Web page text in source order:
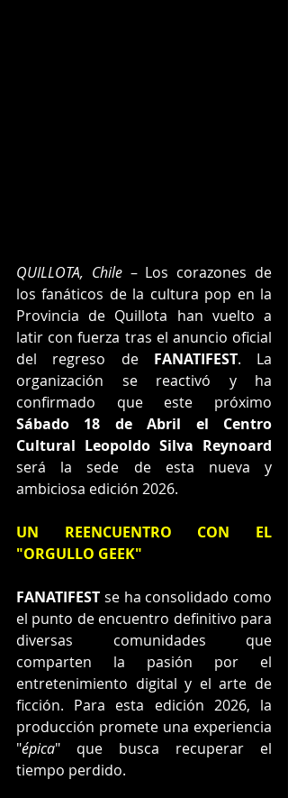
QUILLOTA, Chile – Los corazones de
los fanáticos de la cultura pop en la
Provincia de Quillota han vuelto a
latir con fuerza tras el anuncio oficial
del regreso de FANATIFEST. La
organización se reactivó y ha
Sábado 18 de Abril el Centro
Cultural Leopoldo Silva Reynoard
será la sede de esta nueva y
ambiciosa edición 2026.
UN REENCUENTRO CON EL
"ORGULLO GEEK"
FANATIFEST se ha consolidado como
el punto de encuentro definitivo para
diversas comunidades que
comparten la pasión por el
entretenimiento digital y el arte de
ficción. Para esta edición 2026, la
producción promete una experiencia
"épica" que busca recuperar el
tiempo perdido.